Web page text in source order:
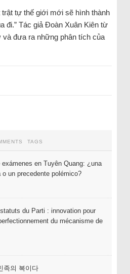
trật tự thế giới mới sẽ hình thành
đi.” Tác giả Đoàn Xuân Kiên từ
và đưa ra những phân tích của
TAGS
exámenes en Tuyên Quang: ¿una
un precedente polémico?
du Parti : innovation pour
du mécanisme de
족의 복이다